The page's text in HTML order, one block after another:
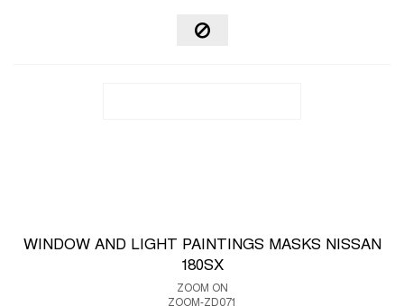
WINDOW AND LIGHT PAINTINGS MASKS NISSAN
180SX
ZOOM ON
ZOOM-ZD071